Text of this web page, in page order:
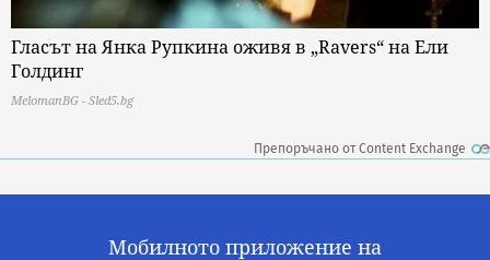
Гласът на Янка Рупкина оживя в „Ravers“ на Ели
Голдинг
MelomanBG - Sled5.bg
Препоръчано от Content Exchange
Мобилното приложение на